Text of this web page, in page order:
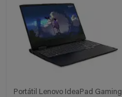
Portátil Lenovo IdeaPad Gaming